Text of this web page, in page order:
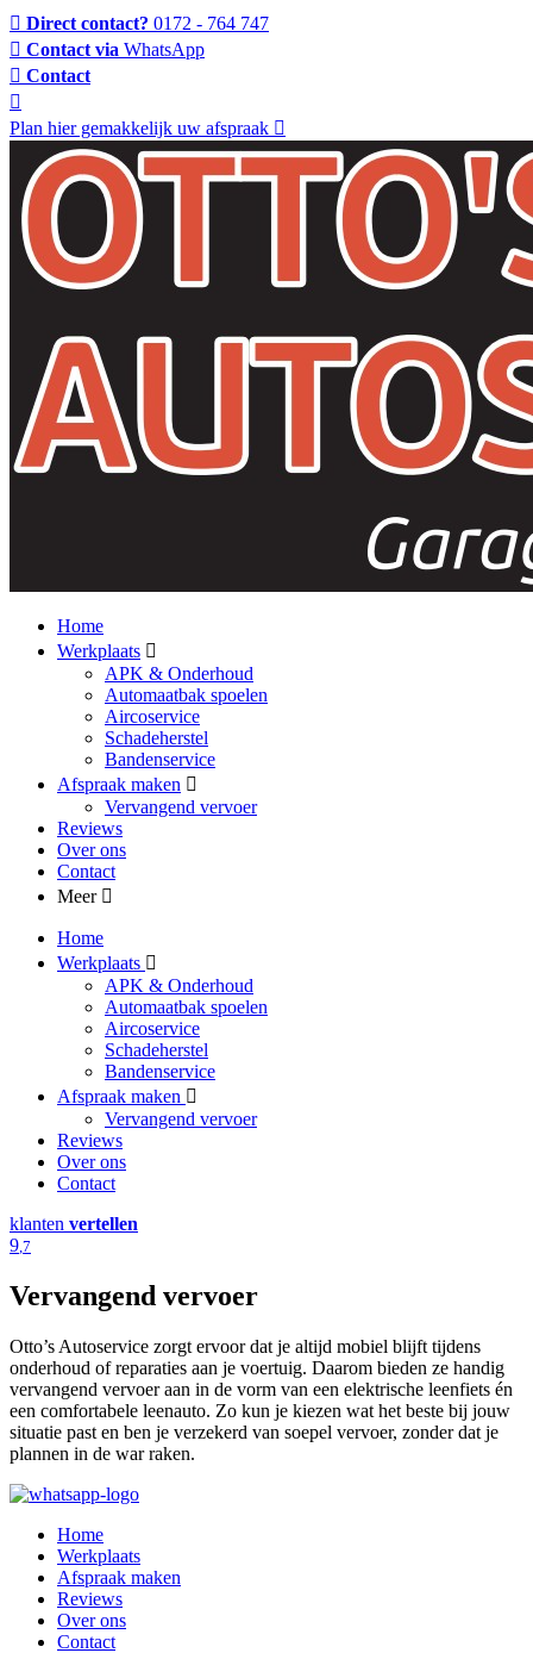
Direct contact? 0172 - 764 747
Contact via WhatsApp
Contact
Plan hier gemakkelijk uw afspraak
Home
Werkplaats
APK & Onderhoud
Automaatbak spoelen
Aircoservice
Schadeherstel
Bandenservice
Afspraak maken
Vervangend vervoer
Reviews
Over ons
Contact
Meer
Home
Werkplaats
APK & Onderhoud
Automaatbak spoelen
Aircoservice
Schadeherstel
Bandenservice
Afspraak maken
Vervangend vervoer
Reviews
Over ons
Contact
klanten vertellen
9,7
Vervangend vervoer
Otto’s Autoservice zorgt ervoor dat je altijd mobiel blijft tijdens
onderhoud of reparaties aan je voertuig. Daarom bieden ze handig
vervangend vervoer aan in de vorm van een elektrische leenfiets én
een comfortabele leenauto. Zo kun je kiezen wat het beste bij jouw
situatie past en ben je verzekerd van soepel vervoer, zonder dat je
plannen in de war raken.
Home
Werkplaats
Afspraak maken
Reviews
Over ons
Contact